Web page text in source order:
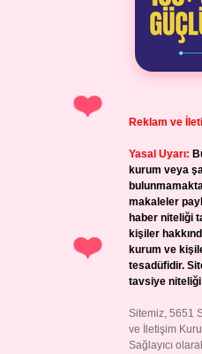
Reklam ve
Yasal Uyarı:
kurum veya
makaleler
haber niteliği
kişiler
kurum ve
tesadüfidir.
tavsiye niteliği
Sitemiz, 5651
ve İletişim
Sağlayıcı